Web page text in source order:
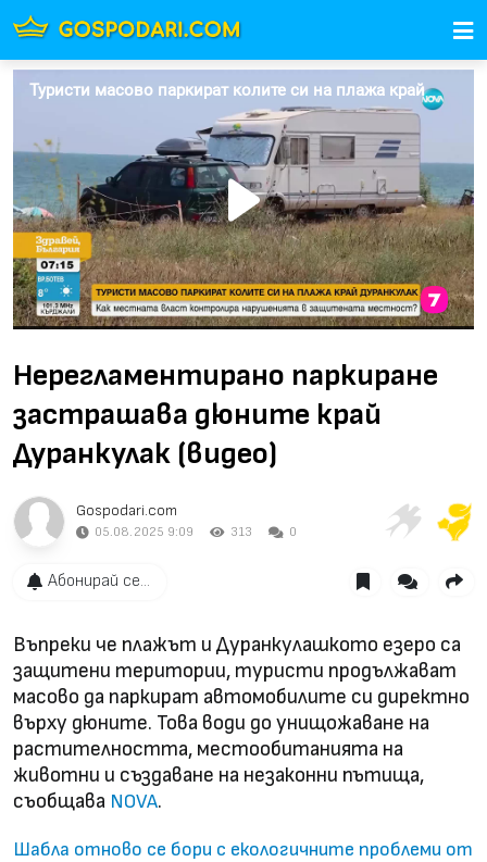
Нерегламентирано паркиране
застрашава дюните край
Дуранкулак (видео)
Gospodari.com
05.08.2025 9:09 313 0
Абонирай се...
Въпреки че плажът и Дуранкулашкото езеро са
защитени територии, туристи продължават
масово да паркират автомобилите си директно
върху дюните. Това води до унищожаване на
растителността, местообитанията на
животни и създаване на незаконни пътища,
съобщава NOVA.
Шабла отново се бори с екологичните проблеми от